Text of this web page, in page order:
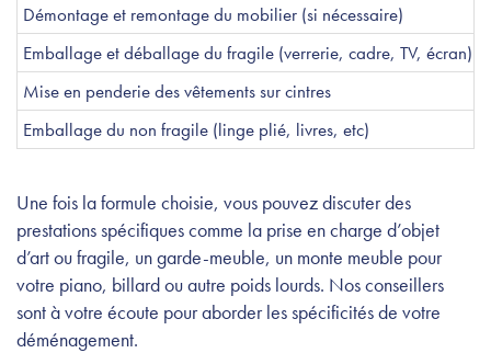
Démontage et remontage du mobilier (si nécessaire)
Emballage et déballage du fragile (verrerie, cadre, TV, écran)
Mise en penderie des vêtements sur cintres
Emballage du non fragile (linge plié, livres, etc)
Une fois la formule choisie, vous pouvez discuter des
prestations spécifiques comme la prise en charge d’objet
d’art ou fragile, un garde-meuble, un monte meuble pour
votre piano, billard ou autre poids lourds. Nos conseillers
sont à votre écoute pour aborder les spécificités de votre
déménagement.